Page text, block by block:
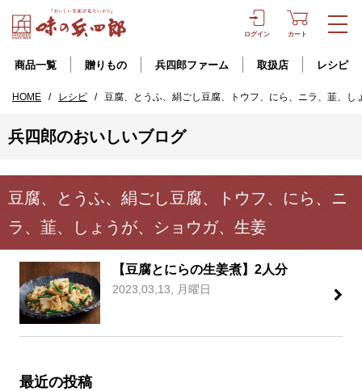
ログイン カート
商品一覧 贈りもの 兵四郎ファーム 取扱店 レシピ
HOME / レシピ / 豆腐、とうふ、絹ごし豆腐、トウフ、にら、ニラ、韮、し
兵四郎のおいしいブログ
豆腐、とうふ、絹ごし豆腐、トウフ、にら、ニ
ラ、韮、しょうが、ショウガ、生姜
【豆腐とにらの生姜煮】2人分
2023,03,13, 月曜日
最近の投稿